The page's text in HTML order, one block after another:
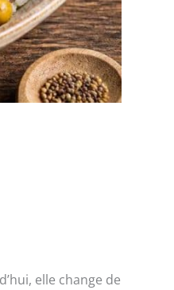
elle change de